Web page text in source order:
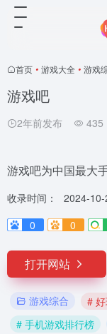
首页 • 游戏大全 • 游戏
游戏吧
2年前发布 435
游戏吧为中国最大
收录时间：
2024-10-
0
0
打开网站
游戏综合 #
# 手机游戏排行榜